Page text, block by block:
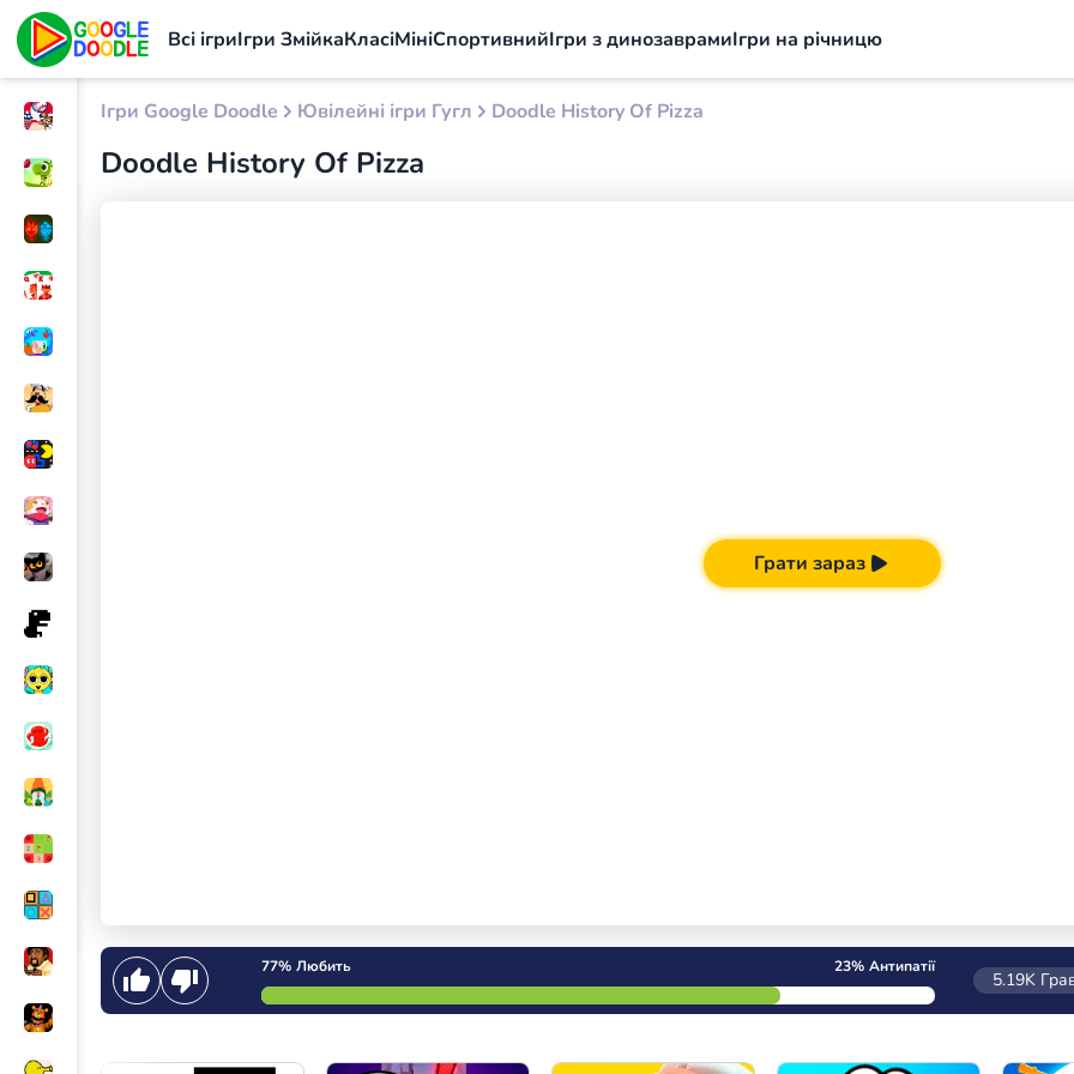
Всі ігриІгри ЗмійкаКласіМініСпортивнийІгри з динозаврамиІгри на річницю
Ігри Google Doodle Ювілейні ігри Гугл Doodle History Of Pizza
Doodle History Of Pizza
Грати зараз
77% Любить 23% Антипатії
5.19K